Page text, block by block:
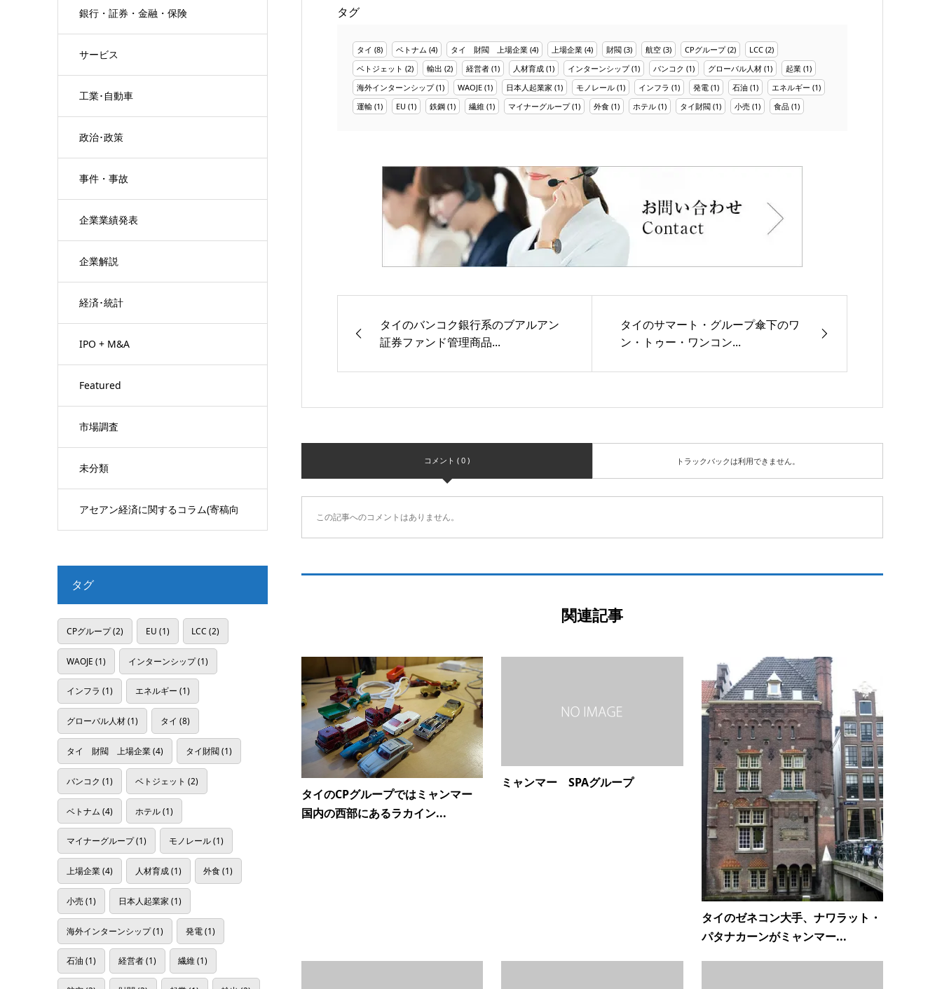
銀行・証券・金融・保険
サービス
工業･自動車
政治･政策
事件・事故
企業業績発表
企業解説
経済･統計
IPO + M&A
Featured
市場調査
未分類
アセアン経済に関するコラム(寄稿向
タグ
タイ (8) ベトナム (4) タイ 財閥 上場企業 (4) 上場企業 (4) 財閥 (3) 航空 (3) CPグループ(2) LCC (2)
ベトジェット (2) 輸出 (2) 経営者 (1) 人材育成 (1) インターンシップ(1) バンコク (1) グローバル人材 (1) 起業 (1)
海外インターンシップ(1) WAOJE (1) 日本人起業家 (1) モノレール (1) インフラ (1) 発電 (1) 石油 (1) エネルギー (1)
運輸 (1) EU (1) 鉄鋼 (1) 繊維 (1) マイナーグループ(1) 外食 (1) ホテル (1) タイ財閥 (1) 小売 (1) 食品 (1)
タイのバンコク銀行系のブアルアン
証券ファンド管理商品...
タイのサマート・グループ傘下のワ
ン・トゥー・ワンコン...
コメント ( 0 ) トラックバックは利用できません。
この記事へのコメントはありません。
関連記事
タイのCPグループではミャンマー
国内の西部にあるラカイン...
ミャンマー SPAグループ
タイのゼネコン大手、ナワラット・
パタナカーンがミャンマー...
タグ
CPグループ(2) EU (1) LCC (2)
WAOJE (1) インターンシップ(1)
インフラ (1) エネルギー (1)
グローバル人材(1) タイ (8)
タイ 財閥 上場企業(4) タイ財閥(1)
バンコク (1) ベトジェット (2)
ベトナム (4) ホテル(1)
マイナーグループ(1) モノレール(1)
上場企業(4) 人材育成(1) 外食(1)
小売(1) 日本人起業家 (1)
海外インターンシップ(1) 発電(1)
石油 (1) 経営者(1) 繊維(1)